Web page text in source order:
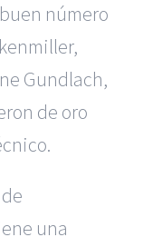
número
Gundlach,
de oro
una